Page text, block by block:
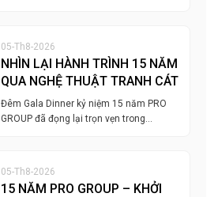
05-Th8-2026
NHÌN LẠI HÀNH TRÌNH 15 NĂM
QUA NGHỆ THUẬT TRANH CÁT
Đêm Gala Dinner kỷ niệm 15 năm PRO
GROUP đã đọng lại trọn vẹn trong…
05-Th8-2026
15 NĂM PRO GROUP – KHỞI